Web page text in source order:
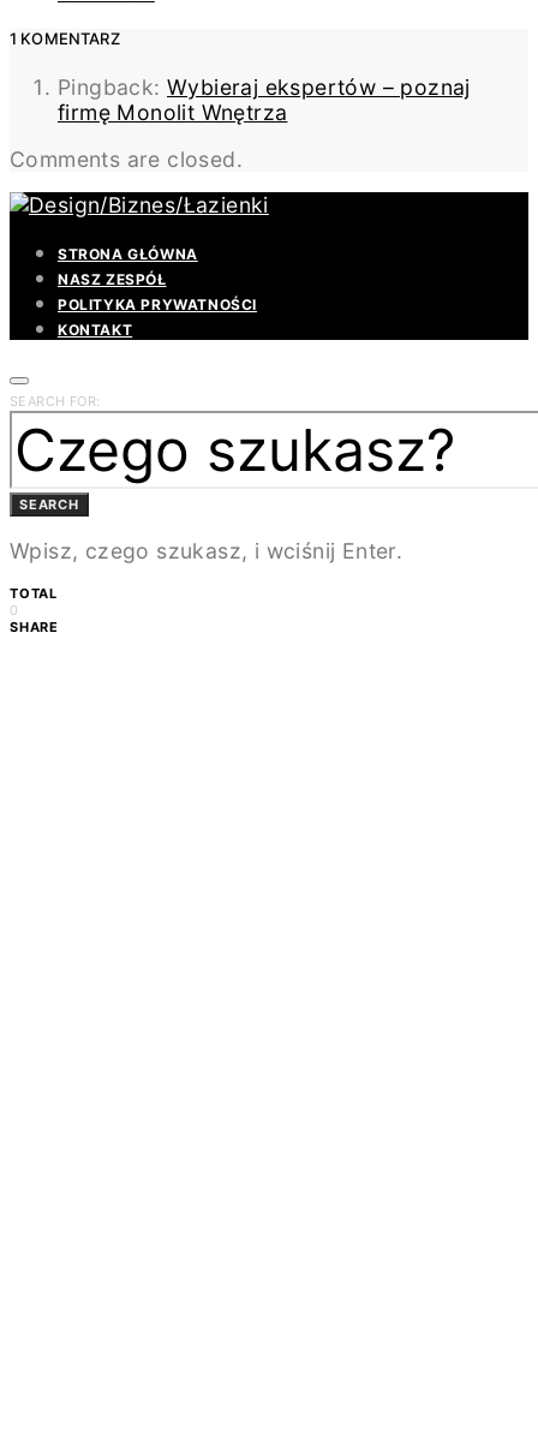
1 KOMENTARZ
Pingback:Wybieraj ekspertów – poznaj
firmę Monolit Wnętrza
Comments are closed.
STRONA GŁÓWNA
NASZ ZESPÓŁ
POLITYKA PRYWATNOŚCI
KONTAKT
SEARCH FOR:
SEARCH
Wpisz, czego szukasz, i wciśnij Enter.
TOTAL
0
SHARE